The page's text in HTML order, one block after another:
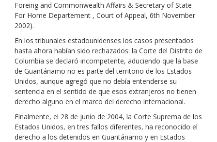
Foreing and Commonwealth Affairs & Secretary of State
For Home Departement , Court of Appeal, 6th November
2002).
En los tribunales estadounidenses los casos presentados
hasta ahora habían sido rechazados: la Corte del Distrito de
Columbia se declaró incompetente, aduciendo que la base
de Guantánamo no es parte del territorio de los Estados
Unidos, aunque agregó que no debía entenderse su
sentencia en el sentido de que esos extranjeros no tienen
derecho alguno en el marco del derecho internacional.
Finalmente, el 28 de junio de 2004, la Corte Suprema de los
Estados Unidos, en tres fallos diferentes, ha reconocido el
derecho a los detenidos en Guantánamo y en Estados